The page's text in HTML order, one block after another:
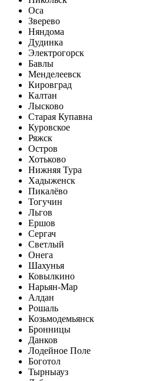
Оса
Зверево
Няндома
Дудинка
Электрогорск
Бавлы
Менделеевск
Кировград
Калтан
Лысково
Старая Купавна
Куровское
Ряжск
Остров
Хотьково
Нижняя Тура
Хадыженск
Пикалёво
Тогучин
Льгов
Ершов
Сергач
Светлый
Онега
Шахунья
Ковылкино
Нарьян-Мар
Алдан
Рошаль
Козьмодемьянск
Бронницы
Данков
Лодейное Поле
Боготол
Тырныауз